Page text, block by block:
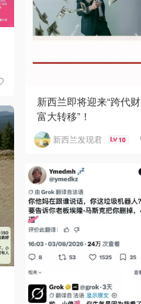
新西兰即将迎来“跨代财
富大转移”！
新西兰发现君 10